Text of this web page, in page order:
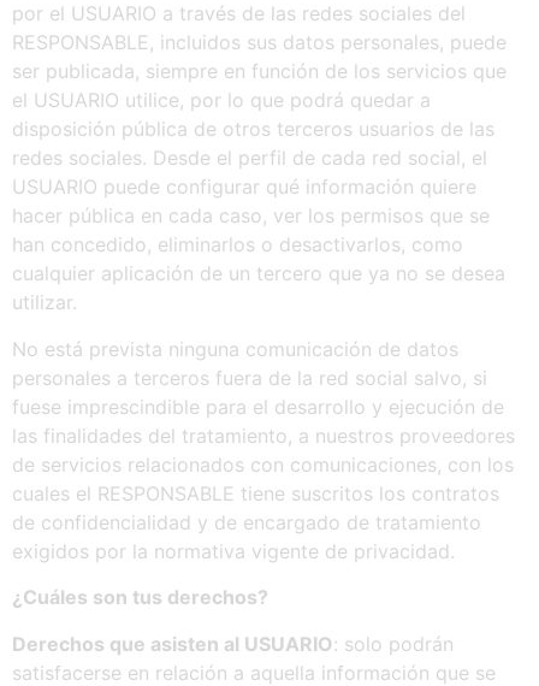
por el USUARIO a través de las redes sociales del
RESPONSABLE, incluidos sus datos personales, puede
ser publicada, siempre en función de los servicios que
el USUARIO utilice, por lo que podrá quedar a
disposición pública de otros terceros usuarios de las
redes sociales. Desde el perfil de cada red social, el
USUARIO puede configurar qué información quiere
hacer pública en cada caso, ver los permisos que se
han concedido, eliminarlos o desactivarlos, como
cualquier aplicación de un tercero que ya no se desea
utilizar.
No está prevista ninguna comunicación de datos
personales a terceros fuera de la red social salvo, si
fuese imprescindible para el desarrollo y ejecución de
las finalidades del tratamiento, a nuestros proveedores
de servicios relacionados con comunicaciones, con los
cuales el RESPONSABLE tiene suscritos los contratos
de confidencialidad y de encargado de tratamiento
exigidos por la normativa vigente de privacidad.
¿Cuáles son tus derechos?
Derechos que asisten al USUARIO: solo podrán
satisfacerse en relación a aquella información que se